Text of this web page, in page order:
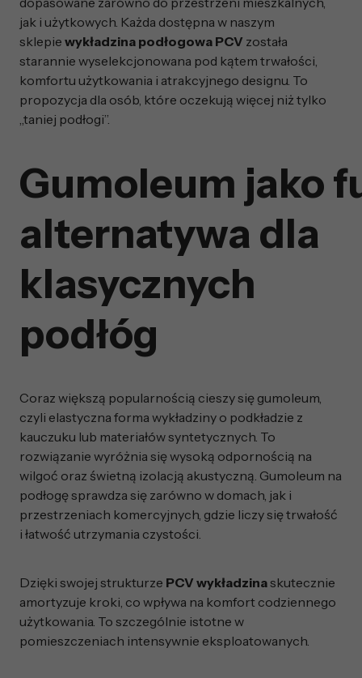
jak i użytkowych. Każda dostępna w naszym
sklepie wykładzina podłogowa PCV została
starannie wyselekcjonowana pod kątem trwałości,
komfortu użytkowania i atrakcyjnego designu. To
propozycja dla osób, które oczekują więcej niż tylko
„taniej podłogi”.
Gumoleum jako
alternatywa dla
klasycznych
podłóg
Coraz większą popularnością cieszy się gumoleum,
czyli elastyczna forma wykładziny o podkładzie z
kauczuku lub materiałów syntetycznych. To
rozwiązanie wyróżnia się wysoką odpornością na
wilgoć oraz świetną izolacją akustyczną. Gumoleum na
podłogę sprawdza się zarówno w domach, jak i
przestrzeniach komercyjnych, gdzie liczy się trwałość
i łatwość utrzymania czystości.
Dzięki swojej strukturze PCV wykładzinaskutecznie
amortyzuje kroki, co wpływa na komfort codziennego
użytkowania. To szczególnie istotne w
pomieszczeniach intensywnie eksploatowanych.